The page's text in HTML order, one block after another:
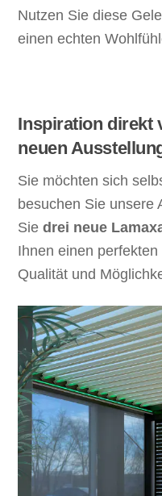
Nutzen Sie diese
einen echten
Inspiration direkt
neuen
Sie möchten sich
besuchen Sie unsere
Siedrei neue
Ihnen einen
Qualität und